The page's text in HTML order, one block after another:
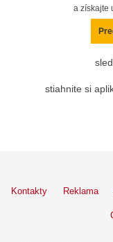
a získajte
stiahnite si
Kontakty Reklama